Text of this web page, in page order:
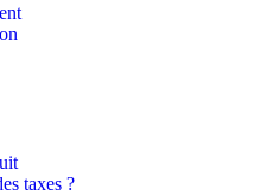
taxes ?